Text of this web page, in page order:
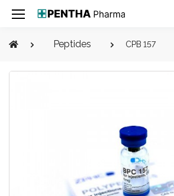
Peptides CPB 157